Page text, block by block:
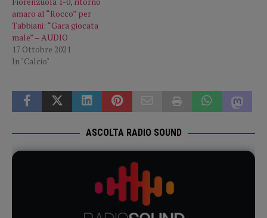
amaro al “Rocco” per
Tabbiani: “Gara giocata
male” – AUDIO
17 Ottobre 2021
In "Calcio"
ASCOLTA RADIO SOUND